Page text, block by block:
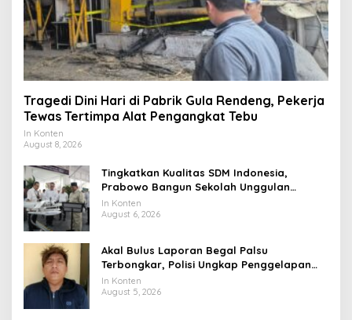
Tragedi Dini Hari di Pabrik Gula Rendeng, Pekerja
Tewas Tertimpa Alat Pengangkat Tebu
In Konten
August 8, 2026
Tingkatkan Kualitas SDM Indonesia,
Prabowo Bangun Sekolah Unggulan
hingga Undang Universitas Terbaik Dunia
In Konten
August 6, 2026
Akal Bulus Laporan Begal Palsu
Terbongkar, Polisi Ungkap Penggelapan
Uang Perusahaan untuk Crypto
In Konten
August 5, 2026